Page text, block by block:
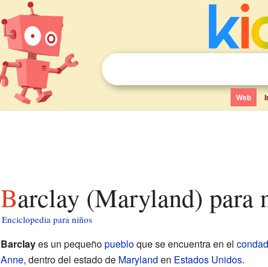
Web
Barclay (Maryland) para
Enciclopedia para niños
Barclayes un pequeñopuebloque se encuentra en el
Anne, dentro del estado de Maryland en Estados Unidos.